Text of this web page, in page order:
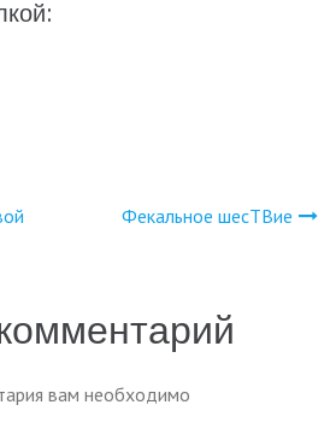
Фекальное шесТВие
вам необходимо